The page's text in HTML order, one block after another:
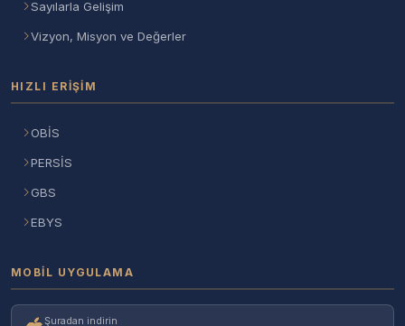
Sayılarla Gelişim
Vizyon, Misyon ve Değerler
HIZLI ERIŞIM
OBİS
PERSİS
GBS
EBYS
MOBIL UYGULAMA
Şuradan indirin